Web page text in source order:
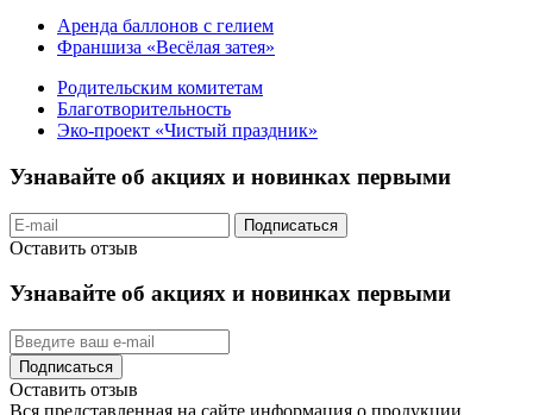
Аренда баллонов с гелием
Франшиза «Весёлая затея»
Родительским комитетам
Благотворительность
Эко-проект «Чистый праздник»
Узнавайте об акциях и новинках первыми
Подписаться
Оставить отзыв
Узнавайте об акциях и новинках первыми
Подписаться
Оставить отзыв
Вся представленная на сайте информация о продукции